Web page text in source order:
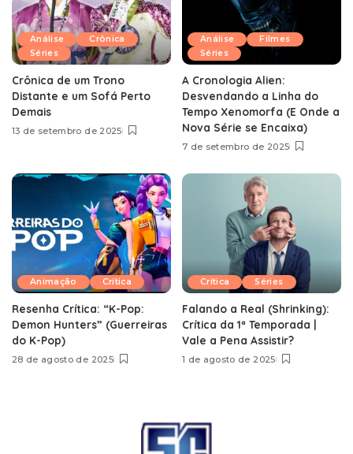
Análise
Crônica
Séries
Crônica de um Trono
Distante e um Sofá Perto
Demais
13 de setembro de 2025
Análise
Filmes
Séries
A Cronologia Alien:
Desvendando a Linha do
Tempo Xenomorfa (E Onde a
Nova Série se Encaixa)
7 de setembro de 2025
Animação Crítica
Resenha Crítica: “K-Pop:
Demon Hunters” (Guerreiras
do K-Pop)
28 de agosto de 2025
Crítica Séries
Falando a Real (Shrinking):
Crítica da 1ª Temporada |
Vale a Pena Assistir?
1 de agosto de 2025